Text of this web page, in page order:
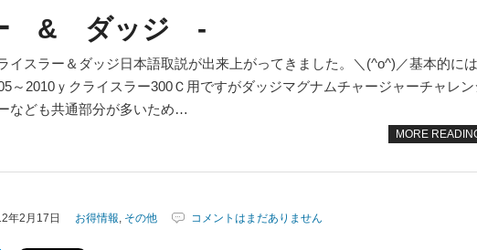
& ダッジ -
イスラー＆ダッジ日本語取説が出来上がってきました。＼(^o^)／基本的には
～2010ｙクライスラー300Ｃ用ですがダッジマグナムチャージャーチャレン
なども共通部分が多いため…
MORE
年2月17日 お得情報, その他 コメントはまだありません